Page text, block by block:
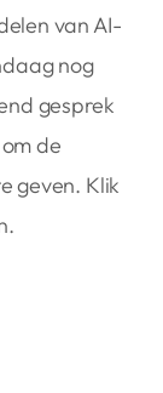
van AI-
nog
gesprek
de
geven. Klik